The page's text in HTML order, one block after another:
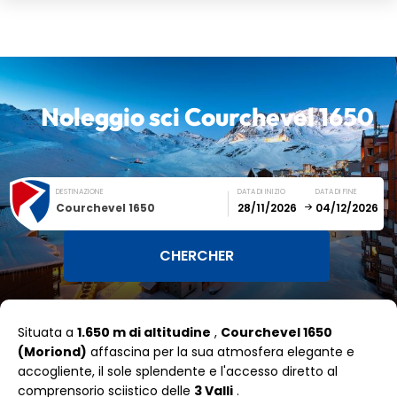
Noleggio sciCourchevel 1650
DESTINAZIONE
Courchevel 1650
DATA DI INIZIO DATA DI FINE
SUN MON TUE WED THU FRI SAT
1 2 3 4 5
Situata a 1.650 m di altitudine , Courchevel 1650
(Moriond) affascina per la sua atmosfera elegante e
accogliente, il sole splendente e l'accesso diretto al
comprensorio sciistico delle 3 Valli .